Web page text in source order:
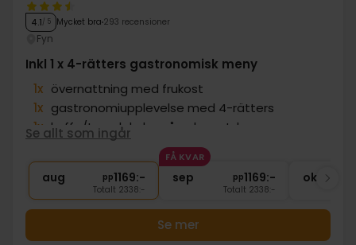
4.1/ 5 Mycket bra 293 recensioner
Fyn
Inkl 1 x 4-rätters gastronomisk meny
1x övernattning med frukost
1x gastronomiupplevelse med 4-rätters
1x kaffe/te och kaka på ankomstdagen
Gratis internet
∞ Gratis parkering
Se allt som ingår
aug pp1169:-
Totalt 2338:-
FÅ KVAR
sep pp1169:-
Totalt 2338:-
okt
Se mer